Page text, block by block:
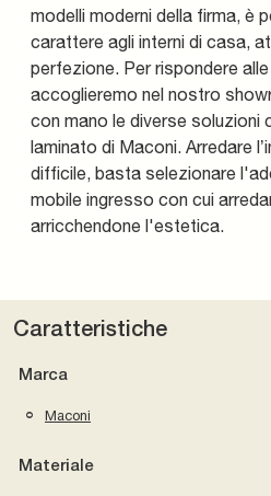
modelli moderni della firma, è
carattere agli interni di casa,
perfezione. Per rispondere
accoglieremo nel nostro
con mano le diverse soluzioni
laminato di Maconi. Arredare
difficile, basta selezionare
mobile ingresso con cui
arricchendone l'estetica.
Caratteristiche
Marca
Maconi
Materiale